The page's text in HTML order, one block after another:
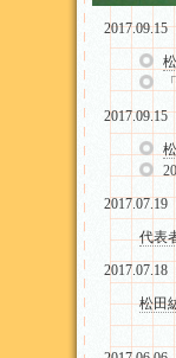
2017.09.15
2017.09.15
2017.07.19
代表
2017.07.18
松田
7/